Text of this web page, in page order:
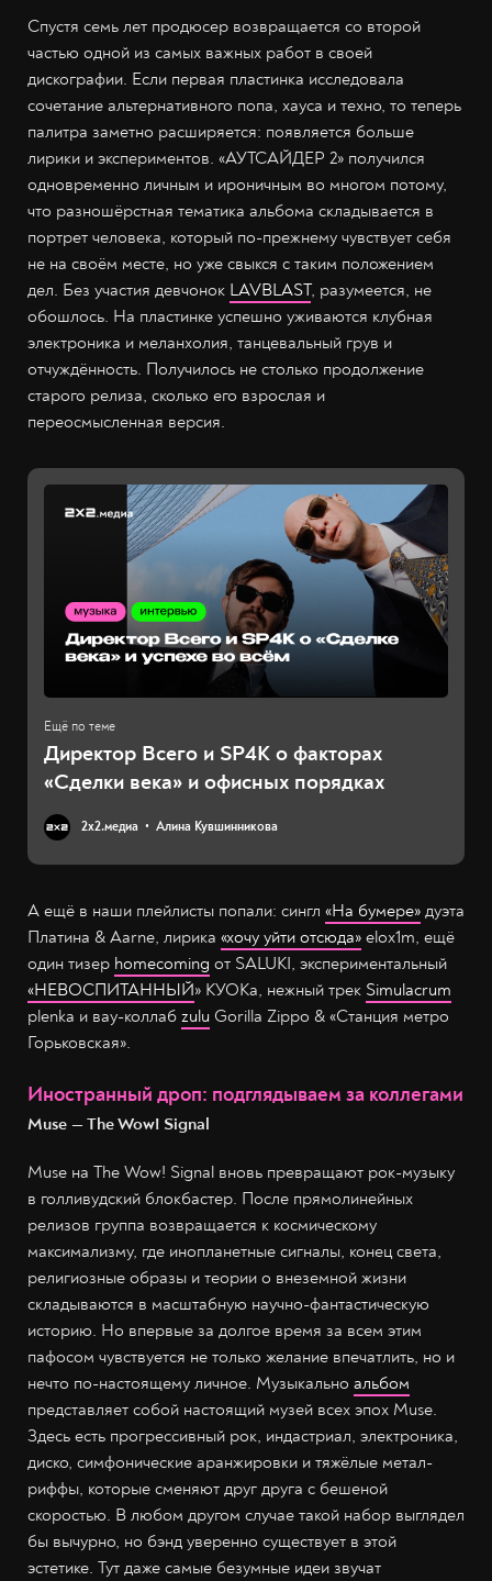
Спустя семь лет продюсер возвращается со второй
частью одной из самых важных работ в своей
дискографии. Если первая пластинка исследовала
сочетание альтернативного попа, хауса и техно, то теперь
палитра заметно расширяется: появляется больше
лирики и экспериментов. «АУТСАЙДЕР 2» получился
одновременно личным и ироничным во многом потому,
что разношёрстная тематика альбома складывается в
портрет человека, который по-прежнему чувствует себя
не на своём месте, но уже свыкся с таким положением
дел. Без участия девчонок LAVBLAST, разумеется, не
обошлось. На пластинке успешно уживаются клубная
электроника и меланхолия, танцевальный грув и
отчуждённость. Получилось не столько продолжение
старого релиза, сколько его взрослая и
переосмысленная версия.
Директор Всего и SP4K о факторах
«Сделки века» и офисных порядках
2х2.медиа Алина Кувшинникова
А ещё в наши плейлисты попали: сингл «На бумере» дуэта
Платина & Aarne, лирика «хочу уйти отсюда» elox1m, ещё
один тизер homecoming от SALUKI, экспериментальный
«НЕВОСПИТАННЫЙ» КУОКа, нежный трек Simulacrum
plenka и вау-коллаб zulu Gorilla Zippo & «Станция метро
Горьковская».
Иностранный дроп: подглядываем за коллегами
Muse — The Wow! Signal
Muse на The Wow! Signal вновь превращают рок-музыку
в голливудский блокбастер. После прямолинейных
релизов группа возвращается к космическому
максимализму, где инопланетные сигналы, конец света,
религиозные образы и теории о внеземной жизни
складываются в масштабную научно-фантастическую
историю. Но впервые за долгое время за всем этим
пафосом чувствуется не только желание впечатлить, но и
нечто по-настоящему личное. Музыкально альбом
представляет собой настоящий музей всех эпох Muse.
Здесь есть прогрессивный рок, индастриал, электроника,
диско, симфонические аранжировки и тяжёлые метал-
риффы, которые сменяют друг друга с бешеной
скоростью. В любом другом случае такой набор выглядел
бы вычурно, но бэнд уверенно существует в этой
эстетике. Тут даже самые безумные идеи звучат